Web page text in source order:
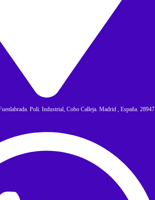
Poli. Industrial, Cobo Calleja. Madrid , España. 28947